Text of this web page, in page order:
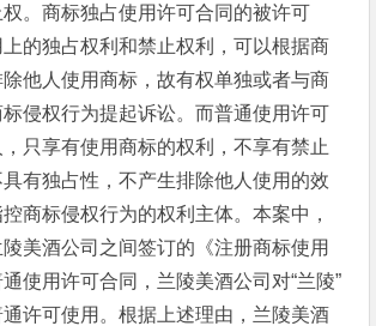
。商标独占使用许可合同的被许可
上的独占权利和禁止权利，可以根据商
他人使用商标，故有权单独或者与商
侵权行为提起诉讼。而普通使用许可
只享有使用商标的权利，不享有禁止
有独占性，不产生排除他人使用的效
商标侵权行为的权利主体。本案中，
美酒公司之间签订的《注册商标使用
使用许可合同，兰陵美酒公司对“兰陵”
许可使用。根据上述理由，兰陵美酒